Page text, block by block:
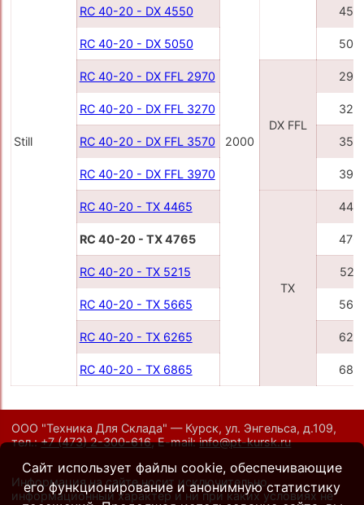
Still 2000
RC 40-20 - DX 4550
RC 40-20 - DX 5050
RC 40-20 - DX FFL 2970
DX FFL
RC 40-20 - DX FFL 3270
RC 40-20 - DX FFL 3570
RC 40-20 - DX FFL 3970
RC 40-20 - TX 4465
TX
RC 40-20 - TX 4765
RC 40-20 - TX 5215
RC 40-20 - TX 5665
RC 40-20 - TX 6265
RC 40-20 - TX 6865
ООО "Техника Для Склада" — Курск, ул. Энгельса, д.109,
тел.:+7 (473) 2-300-616,E-mail:info@pt-kursk.ru
Информация на сайте носит исключительно
информационный характер и ни при каких условиях не
Сайт использует файлы cookie, обеспечивающие
его функционирование и анонимную статистику